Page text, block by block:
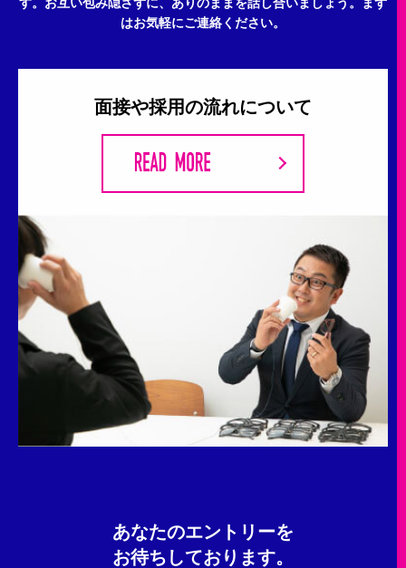
はお気軽にご連絡ください。
面接や採用の流れについて
あなたのエントリーを
お待ちしております。